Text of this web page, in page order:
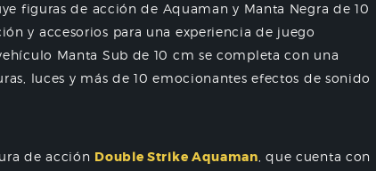
figuras de acción de Aquaman y Manta Negra de 10
y accesorios para una experiencia de juego
Manta Sub de 10 cm se completa con una
luces y más de 10 emocionantes efectos de sonido
de acción Double Strike Aquaman , que cuenta con